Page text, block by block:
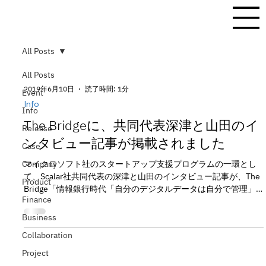
All Posts
Event
Info
Release
Case
Company
Product
Finance
Business
Collaboration
Project
All Posts
2019年6月10日 読了時間: 1分
Info
The Bridgeに、共同代表深津と山田のイ
ンタビュー記事が掲載されました
マイクロソフト社のスタートアップ支援プログラムの一環とし
て、Scalar社共同代表の深津と山田のインタビュー記事が、The
Bridge「情報銀行時代「自分のデジタルデータは自分で管理」
するScalarDLTービジネス効率化の旗手たちー／Scalar代表取締
役・山田氏／深津...